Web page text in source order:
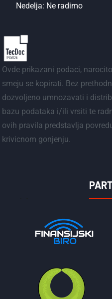
Nedelja: Ne radimo
Ovde prikazani podaci,
smeju se kopirati. Bez
dozvoljeno umnozavati i
bazu podataka i/ili vrsiti te
ovih pravila predstavlja
krivicnom gonjenju.